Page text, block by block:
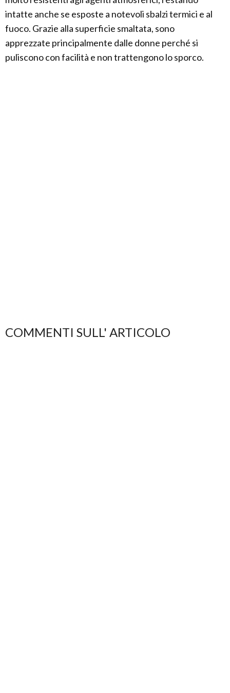
intatte anche se esposte a notevoli sbalzi termici e al
fuoco. Grazie alla superficie smaltata, sono
apprezzate principalmente dalle donne perché si
puliscono con facilità e non trattengono lo sporco.
COMMENTI SULL' ARTICOLO